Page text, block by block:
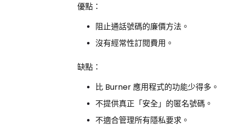
優點：
阻止通話號碼的廉價方法。
沒有經常性訂閱費用。
缺點：
比 Burner 應用程式的功能少得多。
不提供真正「安全」的匿名號碼。
不適合管理所有隱私要求。